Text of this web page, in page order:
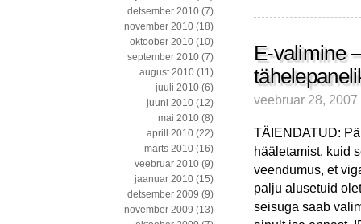
E-valimine
veebruar 28, 2007
TÄIENDATUD:
hääletamist, kuid
veendumus, et
palju alusetuid
seisuga saab
detsember 2010 (7)
november 2010 (18)
oktoober 2010 (10)
september 2010 (7)
august 2010 (11)
juuli 2010 (6)
juuni 2010 (12)
mai 2010 (8)
aprill 2010 (22)
märts 2010 (16)
veebruar 2010 (9)
jaanuar 2010 (15)
detsember 2009 (9)
november 2009 (13)